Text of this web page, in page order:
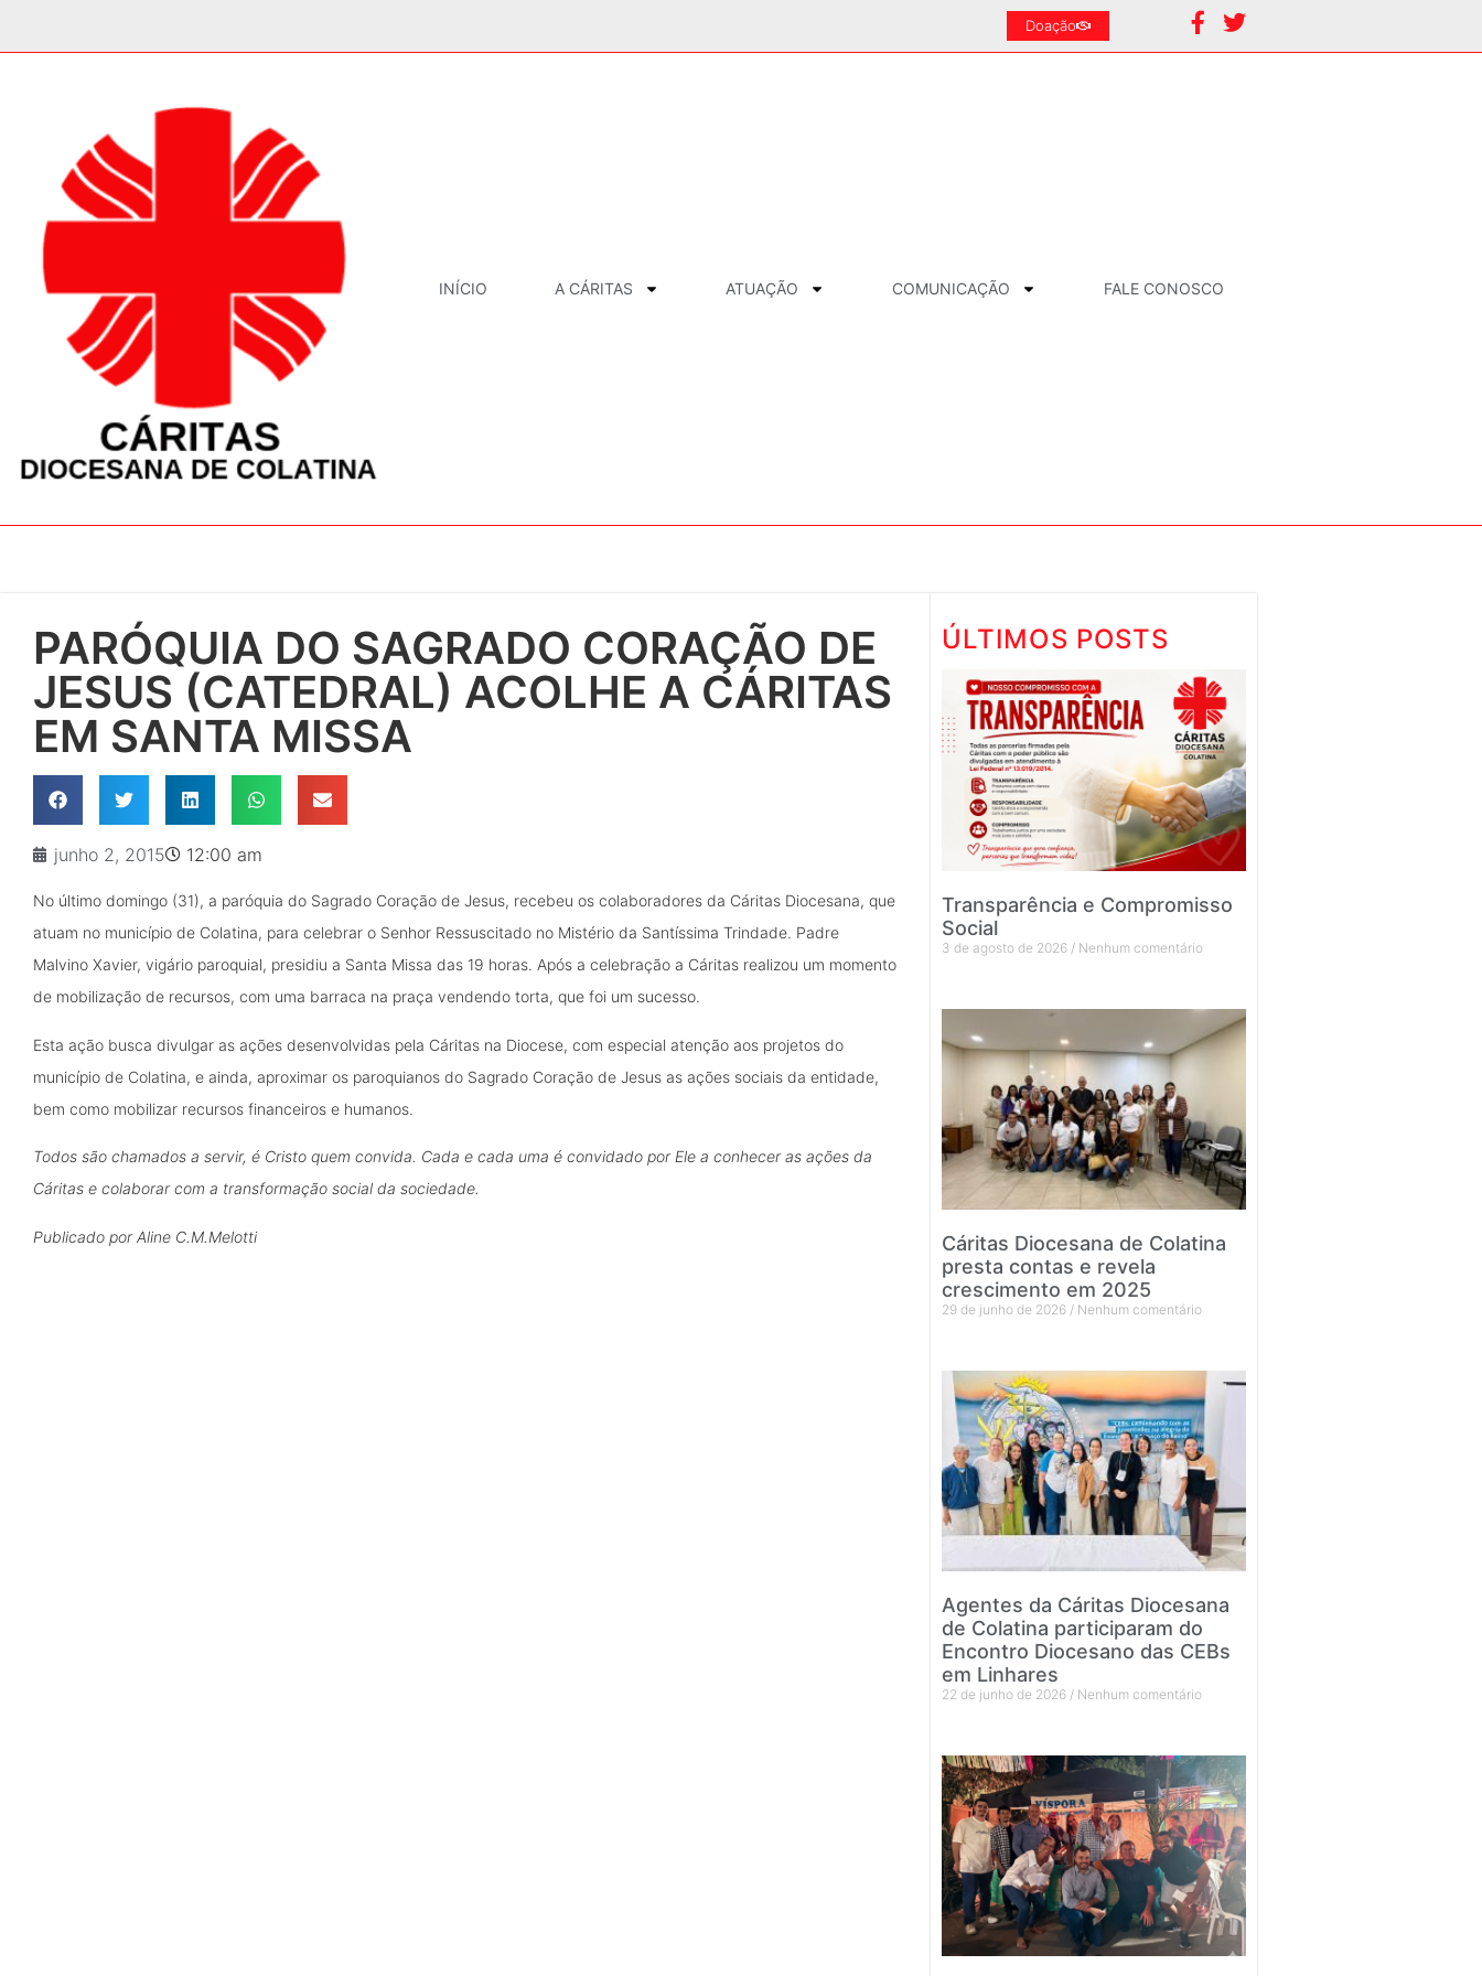
Doação
INÍCIO A CÁRITAS ATUAÇÃO COMUNICAÇÃO FALE CONOSCO
PARÓQUIA DO SAGRADO CORAÇÃO DE
JESUS (CATEDRAL) ACOLHE A CÁRITAS
EM SANTA MISSA
junho 2, 2015 12:00 am
No último domingo (31), a paróquia do Sagrado Coração de Jesus, recebeu os colaboradores da Cáritas Diocesana, que
atuam no município de Colatina, para celebrar o Senhor Ressuscitado no Mistério da Santíssima Trindade. Padre
Malvino Xavier, vigário paroquial, presidiu a Santa Missa das 19 horas. Após a celebração a Cáritas realizou um momento
de mobilização de recursos, com uma barraca na praça vendendo torta, que foi um sucesso.
Esta ação busca divulgar as ações desenvolvidas pela Cáritas na Diocese, com especial atenção aos projetos do
município de Colatina, e ainda, aproximar os paroquianos do Sagrado Coração de Jesus as ações sociais da entidade,
bem como mobilizar recursos financeiros e humanos.
Todos são chamados a servir, é Cristo quem convida. Cada e cada uma é convidado por Ele a conhecer as ações da
Cáritas e colaborar com a transformação social da sociedade.
Publicado por Aline C.M.Melotti
ÚLTIMOS POSTS
Transparência e Compromisso
Social
3 de agosto de 2026 Nenhum comentário
Cáritas Diocesana de Colatina
presta contas e revela
crescimento em 2025
29 de junho de 2026 Nenhum comentário
Agentes da Cáritas Diocesana
de Colatina participaram do
Encontro Diocesano das CEBs
em Linhares
22 de junho de 2026 Nenhum comentário